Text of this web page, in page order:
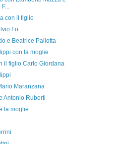
con il figlio
Fo
e Beatrice Pallotta
con la moglie
il figlio Carlo Giordana
Maranzana
Antonio Ruberti
la moglie